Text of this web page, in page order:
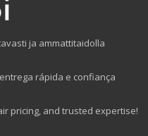
ja ammattitaidolla
rápida e confiança
pricing, and trusted expertise!